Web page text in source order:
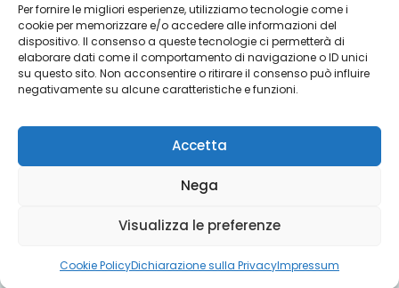
Per fornire le migliori esperienze, utilizziamo tecnologie come i
cookie per memorizzare e/o accedere alle informazioni del
dispositivo. Il consenso a queste tecnologie ci permetterà di
elaborare dati come il comportamento di navigazione o ID unici
su questo sito. Non acconsentire o ritirare il consenso può influire
negativamente su alcune caratteristiche e funzioni.
Accetta
Nega
Visualizza le preferenze
Cookie PolicyDichiarazione sulla PrivacyImpressum
Servizi
Progetti
Titoli sociali
Misure regionali